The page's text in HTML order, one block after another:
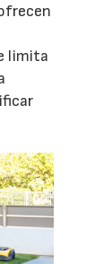
limita